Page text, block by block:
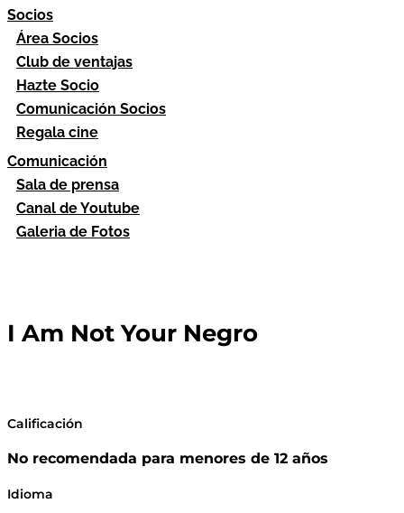
Socios
Área Socios
Club de ventajas
Hazte Socio
Comunicación Socios
Regala cine
Comunicación
Sala de prensa
Canal de Youtube
Galeria de Fotos
I Am Not Your Negro
Calificación
No recomendada para menores de 12 años
Idioma